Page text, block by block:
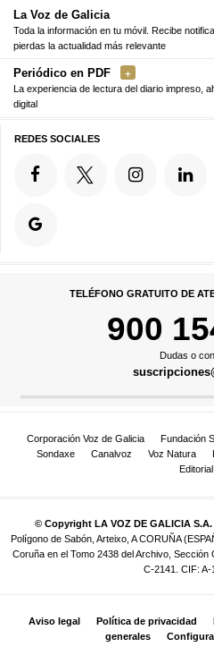
La Voz de Galicia
Toda la información en tu móvil. Recibe
pierdas la actualidad más relevante
Periódico en PDF
La experiencia de lectura del diario impreso,
digital
REDES SOCIALES
TELÉFONO GRATUITO DE
900
Dudas o
Corporación Voz de Galicia Fundación
Sondaxe
Canalvoz Voz Natura
Editorial
© Copyright LA VOZ DE GALICIA
Polígono de Sabón, Arteixo, A CORUÑA
Coruña en el Tomo 2438 del Archivo,
C-2141. CIF: A-
Aviso legal Política de privacidad
generales